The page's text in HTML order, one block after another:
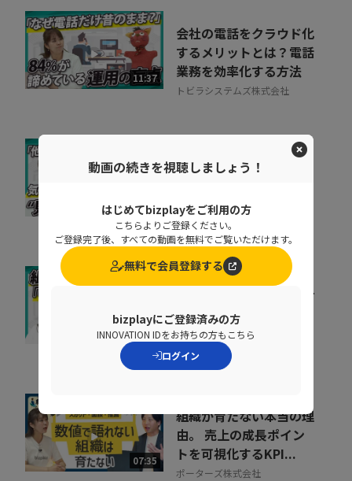
11:37
会社の電話をクラウド化
するメリットとは？電話
業務を効率化する方法
トビラシステムズ株式会社
07:20
取りこぼしはなぜ起き
株式会社シャノン
07:07
キャリア迷子を防ぐ！組
グ」のヒントとは
株式会社ベネッセコーポレーシ
ョン
07:35
組織が育たない本当の理
由。 売上の成長ポイン
トを可視化するKPI...
ポーターズ株式会社
動画の続きを視聴しましょう！
はじめてbizplayをご利用の方
こちらよりご登録ください。
ご登録完了後、すべての動画を無料でご覧いただけます。
無料で会員登録する
bizplayにご登録済みの方
INNOVATION IDをお持ちの方もこちら
ログイン